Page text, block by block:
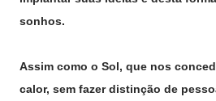
sonhos.
Assim como o Sol, que nos
calor, sem fazer distinção de